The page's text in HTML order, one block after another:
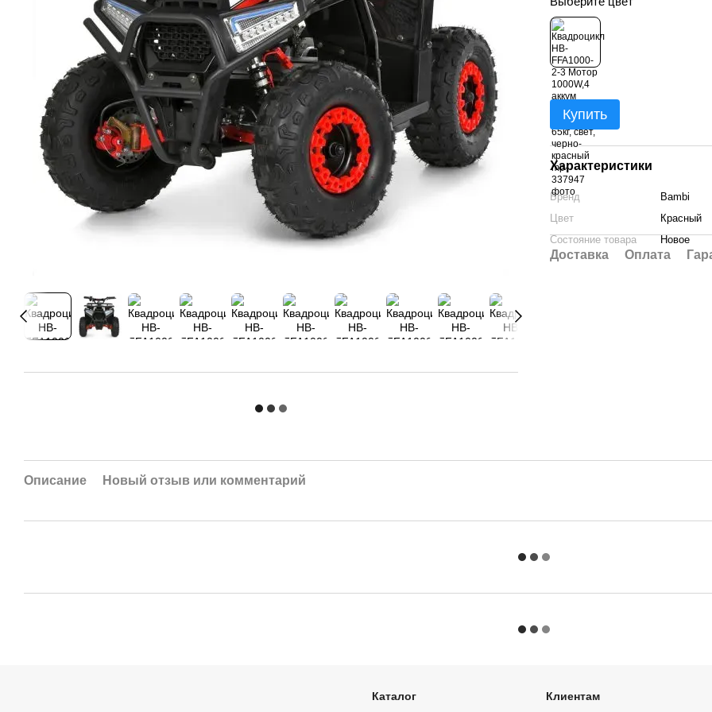
Купить
Характеристики
Бренд
Bambi
Цвет
Красный
Состояние товара
Новое
Доставка Оплата
Описание Новый отзыв или комментарий
Каталог Клиентам